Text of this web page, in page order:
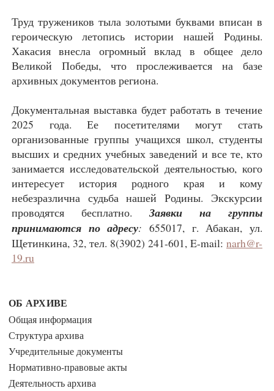
Труд тружеников тыла золотыми буквами вписан в
героическую летопись истории нашей Родины.
Хакасия внесла огромный вклад в общее дело
Великой Победы, что прослеживается на базе
архивных документов региона.
Документальная выставка будет работать в течение
2025 года. Ее посетителями могут стать
организованные группы учащихся школ, студенты
высших и средних учебных заведений и все те, кто
занимается исследовательской деятельностью, кого
интересует история родного края и кому
небезразлична судьба нашей Родины. Экскурсии
проводятся бесплатно. Заявки на группы
принимаются по адресу: 655017, г. Абакан, ул.
Щетинкина, 32, тел. 8(3902) 241-601, E-mail:narh@r-
19.ru
ОБ АРХИВЕ
Общая информация
Структура архива
Учредительные документы
Нормативно-правовые акты
Деятельность архива